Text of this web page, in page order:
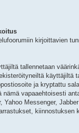
kirjoittavien
tallennetaan
käyttäjiltä
ja kryptattu
vapaaehtoisesti
Yahoo Messenger,
kiinnostuksen